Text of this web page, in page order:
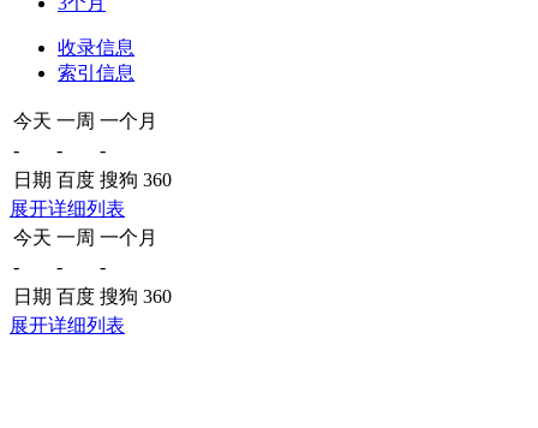
收录信息
索引信息
今天 一周 一个月
-
-
-
日期 百度 搜狗 360
展开详细列表
今天 一周 一个月
-
-
-
日期 百度 搜狗 360
展开详细列表